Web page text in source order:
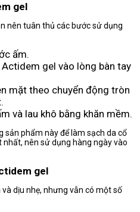
gel
nên tuân thủ các bước sử dụng
ấm.
gel vào lòng bàn tay
mặt theo chuyển động tròn
và lau khô bằng khăn mềm.
sản phẩm này để làm sạch da cổ
nên sử dụng hàng ngày vào
gel
dịu nhẹ, nhưng vẫn có một số